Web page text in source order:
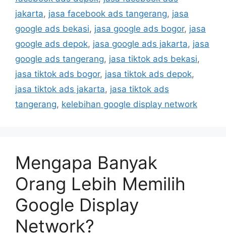
jakarta, jasa facebook ads tangerang, jasa
google ads bekasi, jasa google ads bogor, jasa
google ads depok, jasa google ads jakarta, jasa
google ads tangerang, jasa tiktok ads bekasi,
jasa tiktok ads bogor, jasa tiktok ads depok,
jasa tiktok ads jakarta, jasa tiktok ads
tangerang, kelebihan google display network
Mengapa Banyak
Orang Lebih Memilih
Google Display
Network?